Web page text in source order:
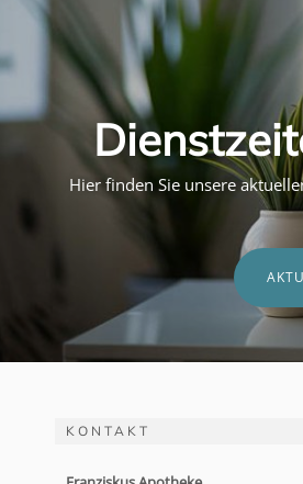
Hier finden Sie unsere
KONTAKT